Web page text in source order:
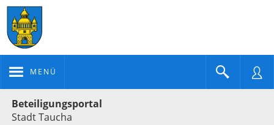
MENÜ
Beteiligungsportal
Stadt Taucha